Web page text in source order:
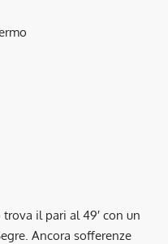
il pari al 49′ con un
Ancora sofferenze